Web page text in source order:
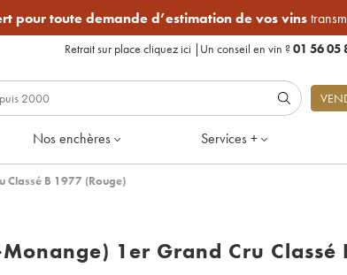
pour toute demande d’estimation de vos vins
Retrait sur place cliquez ici | Un conseil en vin ?01 56 05
Nos enchères Services +
Classé B 1977 (Rouge)
1er Grand Cru Classé